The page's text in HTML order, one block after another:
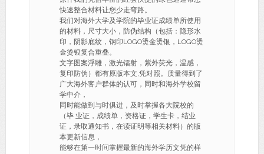
快速整合材料让您少走弯路。
我们对海外大学及学院的毕业证成绩单所使用
的材料，尺寸大小，防伪结构（包括：隐形水
印，阴影底纹，钢印LOGO烫金烫银，LOGO烫
金烫银复合重叠。
文字图案浮雕，激光镭射，紫外荧光，温感，
复印防伪）都有原版本文,凭对照。质量得到了
广大海外客户群体的认可，同时和海外学校留
学中介，
同时能做到与时俱进，及时掌握各大院校的
（毕 业证，成绩单，资格证，学生卡，结业
证，录取通知书，在读证明等相关材料）的版
本更新信息，
能够在第一时间掌握最新的海外学历文凭的样